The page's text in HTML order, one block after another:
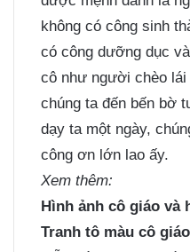
không có công sinh
có công dưỡng dục
cô như người chèo
chúng ta đến bến bờ
dạy ta một ngày,
công ơn lớn lao ấy.
Xem thêm:
Hình ảnh cô giáo và
Tranh tô màu cô